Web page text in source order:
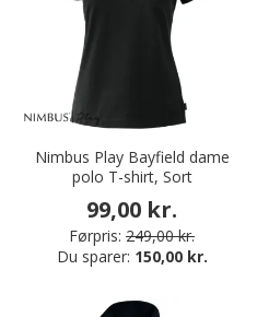
Nimbus Play Bayfield dame
polo T-shirt, Sort
99,00 kr.
Førpris: 249,00 kr.
Du sparer: 150,00 kr.